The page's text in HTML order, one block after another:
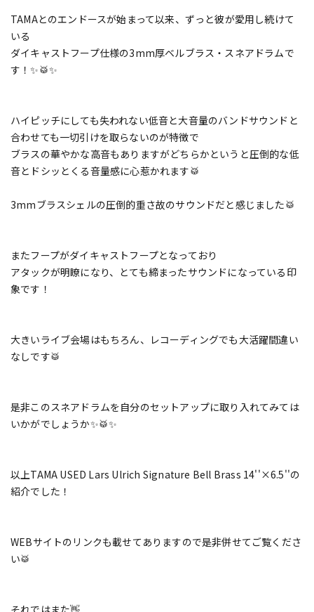
TAMAとのエンドースが始まって以来、ずっと彼が愛用し続けて
いる
ダイキャストフープ仕様の3mm厚ベルブラス・スネアドラムで
す！✨🥁✨
ハイピッチにしても失われない低音と大音量のバンドサウンドと
合わせても一切引けを取らないのが特徴で
ブラスの華やかな高音もありますがどちらかというと圧倒的な低
音とドシッとくる音量感に心惹かれます🥁
3mmブラスシェルの圧倒的重さ故のサウンドだと感じました🥁
またフープがダイキャストフープとなっており
アタックが明瞭になり、とても締まったサウンドになっている印
象です！
大きいライブ会場はもちろん、レコーディングでも大活躍間違い
なしです🥁
是非このスネアドラムを自分のセットアップに取り入れてみては
いかがでしょうか✨🥁✨
以上TAMA USED Lars Ulrich Signature Bell Brass 14''×6.5''の
紹介でした！
WEBサイトのリンクも載せてありますので是非併せてご覧くださ
い🥁